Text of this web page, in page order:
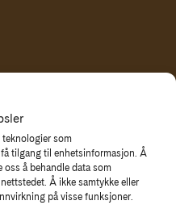
teknologier som
tilgang til enhetsinformasjon. Å
å behandle data som
Å ikke samtykke eller
på visse funksjoner.
Sjå program.
kontakt for
både i og utanom